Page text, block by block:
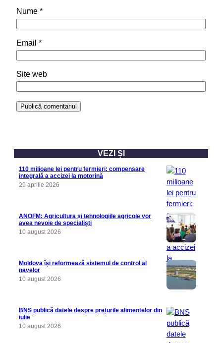
Nume *
Email *
Site web
VEZI ȘI
110 milioane lei pentru fermieri: compensare
integrală a accizei la motorină
29 aprilie 2026
ANOFM: Agricultura și tehnologiile agricole vor
avea nevoie de specialiști
10 august 2026
Moldova își reformează sistemul de control al
navelor
10 august 2026
BNS publică datele despre prețurile alimentelor din
iulie
10 august 2026